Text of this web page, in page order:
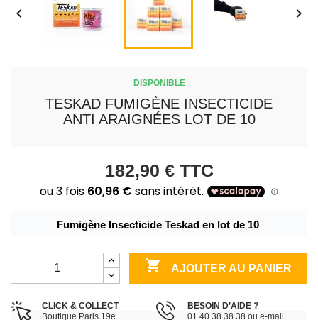
 
DISPONIBLE
TESKAD FUMIGÈNE INSECTICIDE
ANTI ARAIGNÉES LOT DE 10
182,90 € TTC
Fumigène Insecticide Teskad en lot de 10
 AJOUTER AU PANIER
CLICK & COLLECT
Boutique Paris 19e
BESOIN D’AIDE ?
01 40 38 38 38 ou e-mail